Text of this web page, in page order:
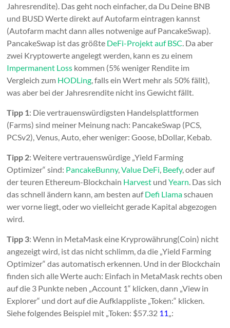
Jahresrendite). Das geht noch einfacher, da Du Deine BNB
und BUSD Werte direkt auf Autofarm eintragen kannst
(Autofarm macht dann alles notwenige auf PancakeSwap).
PancakeSwap ist das größte DeFi-Projekt auf BSC . Da aber
zwei Kryptowerte angelegt werden, kann es zu einem
Impermanent Loss kommen (5% weniger Rendite im
Vergleich zum HODLing , falls ein Wert mehr als 50% fällt),
was aber bei der Jahresrendite nicht ins Gewicht fällt.
Tipp 1: Die vertrauenswürdigsten Handelsplattformen
(Farms) sind meiner Meinung nach: PancakeSwap (PCS,
PCSv2), Venus, Auto, eher weniger: Goose, bDollar, Kebab.
Tipp 2: Weitere vertrauenswürdige „Yield Farming
Optimizer“ sind: PancakeBunny,Value DeFi Beefy, oder auf
der teuren Ethereum-Blockchain Harvest undYearn . Das sich
das schnell ändern kann, am besten aufDefi Llamaschauen
wer vorne liegt, oder wo vielleicht gerade Kapital abgezogen
wird.
Tipp 3: Wenn in MetaMask eine Kryprowährung(Coin) nicht
angezeigt wird, ist das nicht schlimm, da die „Yield Farming
Optimizer“ das automatisch erkennen. Und in der Blockchain
finden sich alle Werte auch: Einfach in MetaMask rechts oben
auf die 3 Punkte neben „Account 1“ klicken, dann „View in
Explorer“ und dort auf die Aufklappliste „Token:“ klicken.
Siehe folgendes Beispiel mit „Token: $57.32 11 „: